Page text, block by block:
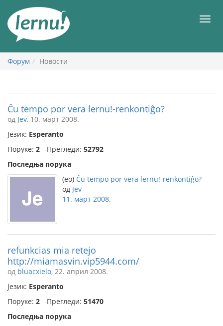
садржају
Форум Новости
Ĉu tempo por vera lernu!-renkontiĝo?
од Jev, 10. март 2008.
Језик: Esperanto
Поруке: 2 Прегледи: 52792
Последња порука
(eo) Ĉu tempo por vera lernu!-renkontiĝo?
од Jev
11. март 2008.
refunkcias mia retejo
http://miamasvin.vip5944.com/
од bluacxielo, 22. април 2008.
Језик: Esperanto
Поруке: 2 Прегледи: 51470
Последња порука